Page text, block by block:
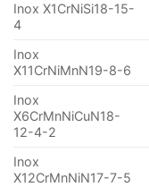
Inox X1CrNiSi18-15-
4
Inox
X11CrNiMnN19-8-6
Inox
X6CrMnNiCuN18-
12-4-2
Inox
X12CrMnNiN17-7-5